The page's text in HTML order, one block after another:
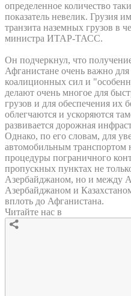
определенное количество
показатель невелик. Грузия
транзита наземных грузов в
министра ИТАР-ТАСС.
Он подчеркнул, что
Афганистане очень важно
коалиционных сил и
делают очень многое для
грузов и для обеспечения их
облегчаются и ускоряются
развивается дорожная
Однако, по его словам, для
автомобильным транспортом
процедуры пограничного
пропускных пунктах не
Азербайджаном, но и между
Азербайджаном и
вплоть до Афганистана.
Читайте нас в